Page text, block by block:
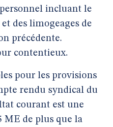
incluant le
des limogeages de
précédente.
contentieux.
pour les provisions
rendu syndical du
courant est une
ME de plus que la